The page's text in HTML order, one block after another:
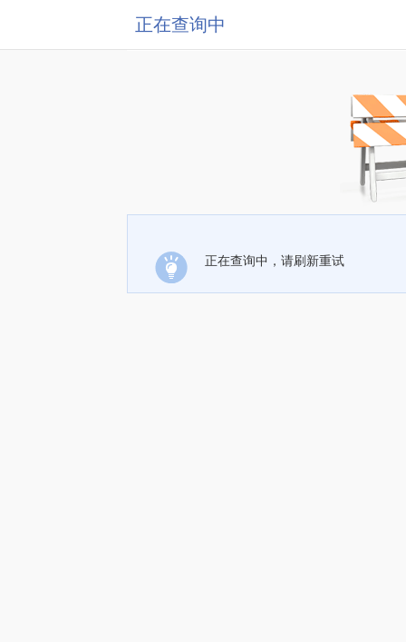
正在查询中
正在查询中，请刷新重试